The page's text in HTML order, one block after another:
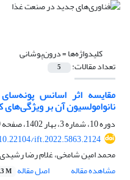
کلیدواژه‌ها =درون‌پوشانی
تعداد مقالات: 5
نانوامولسیون آن بر
دوره 10، شماره 3، بهار 1402، صفحه
ift.2022.5863.2124
محمد امین شامخی، غلام رضا رشیدی
مشاهده مقاله
اصل مقاله M